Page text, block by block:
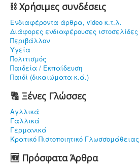
⛓ Χρήσιμες συνδέσεις
Ενδιαφέρoντα άρθρα, video κ.τ.λ.
Διάφορες ενδιαφέρουσες ιστοσελίδες
Περιβάλλον
Υγεία
Πολιτισμός
Παιδεία / Εκπαίδευση
Παιδί (δικαιώματα κ.ά.)
🔠 Ξένες Γλώσσες
Αγλλικά
Γαλλικά
Γερμανικά
Κρατικό Πιστοποιητικό Γλωσσομάθειας
🆕 Πρόσφατα Άρθρα